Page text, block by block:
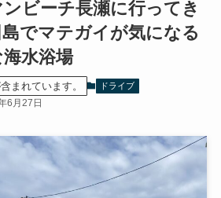
ンビーチ長瀬に行ってき
でマテガイが気になる
水浴場
まれています。 ドライブ
6月27日